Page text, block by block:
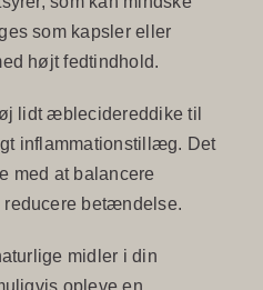
som kapsler eller
højt fedtindhold.
lidt æblecidereddike til
inflammationstillæg. Det
med at balancere
reducere betændelse.
midler i din